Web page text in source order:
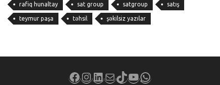
rafiq hunaltay sat group satgroup satış
teymur paşa təhsil şəkilsiz yazılar
Facebook
Instagram
LinkedIn
MailTikTok
YouTube
WhatsApp